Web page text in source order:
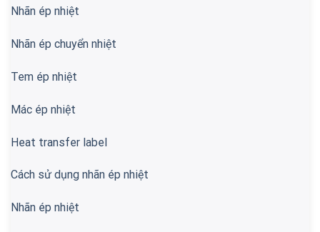
Nhãn ép nhiệt
Nhãn ép chuyển nhiệt
Tem ép nhiệt
Mác ép nhiệt
Heat transfer label
Cách sử dụng nhãn ép nhiệt
Nhãn ép nhiệt